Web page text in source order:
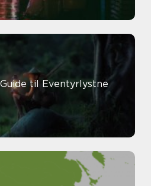
til Eventyrlystne